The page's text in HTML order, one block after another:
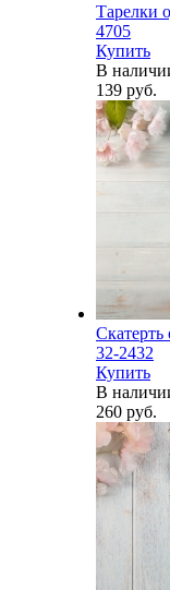
Тарелки
4705
Купить
В
139 руб.
Скатерть
32-2432
Купить
В
260 руб.